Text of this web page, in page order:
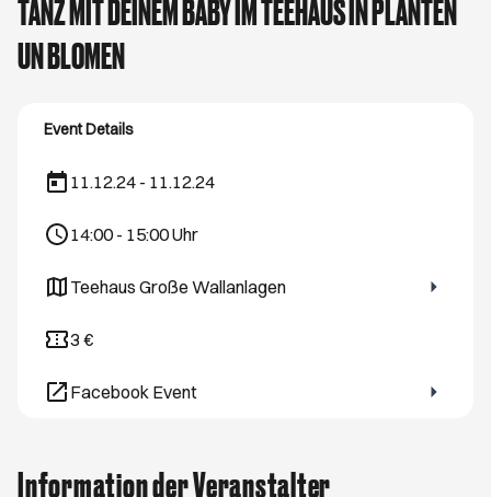
TANZ MIT DEINEM BABY IM TEEHAUS IN PLANTEN
UN BLOMEN
Event Details
11.12.24 - 11.12.24
14:00 - 15:00Uhr
Teehaus Große Wallanlagen
Öffnet ein neues Browser-Tab
3 €
Facebook Event
Öffnet ein neues Browser-Tab
Information der Veranstalter